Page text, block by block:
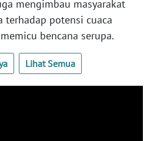
mengimbau masyarakat
terhadap potensi cuaca
bencana serupa.
Lihat Semua